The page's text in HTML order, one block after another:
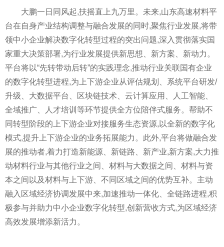
大鹏一日同风起,扶摇直上九万里。未来,山东高速材料平
台在自身产业结构调整与融合发展的同时,聚焦行业发展,将带
领中小企业解决数字化转型过程的突出问题,深入贯彻落实国
家重大决策部署,为行业发展提供新思想、新方案、新动力。
平台将以“先转带动后转”的实践理念,推动行业关联国有企业
的数字化转型进程,为上下游企业从评估规划、系统平台研发/
升级、大数据平台、区块链技术、云计算应用、人工智能、
全域推广、人才培训等环节提供全方位陪伴式服务。帮助不
同转型阶段的上下游企业对接服务生态资源,以全新的数字化
模式,提升上下游企业的业务拓展能力。此外,平台将做融合发
展的推动者,着力打造新能源、新链路、新产业,新方案,大力推
动材料行业与其他行业之间、材料与大数据之间、材料与资
本之间以及材料与上下游、不同区域之间的优势互补。主动
融入区域经济协调发展中来,加速推动一体化、全链路进程,积
极参与并助力中小企业数字化转型,创新营收方式,为区域经济
高效发展增添新活力。